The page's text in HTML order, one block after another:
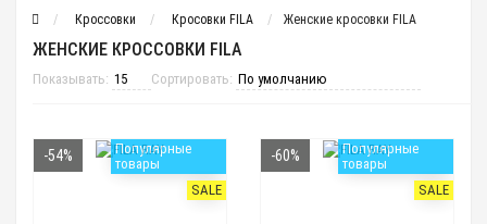
Кроссовки Кросовки FILA Женские кросовки FILA
ЖЕНСКИЕ КРОССОВКИ FILA
Показывать: Сортировать:
Популярные
товары
SALE
-54%
Популярные
товары
SALE
-60%